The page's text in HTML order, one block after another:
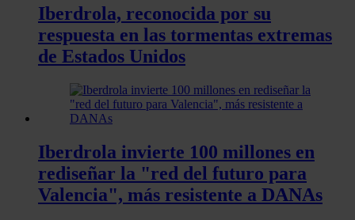
Iberdrola, reconocida por su
respuesta en las tormentas extremas
de Estados Unidos
Iberdrola invierte 100 millones en
rediseñar la "red del futuro para
Valencia", más resistente a DANAs